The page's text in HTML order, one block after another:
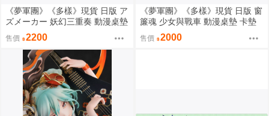
《夢軍團》《多樣》現貨 日版 ア
ズメーカー 妖幻三重奏 動漫桌墊
卡墊 花奏鈴
售價 2200
《夢軍團》《多樣》現貨 日版 窗
簾魂 少女與戰車 動漫桌墊 卡墊
大吉嶺 泳裝ver.
售價 2000